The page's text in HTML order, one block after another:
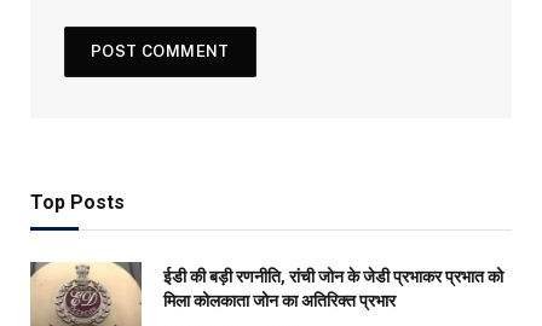
Top Posts
ईडी की बड़ी रणनीति, रांची जोन के जेडी प्रभाकर प्रभात को
मिला कोलकाता जोन का अतिरिक्त प्रभार